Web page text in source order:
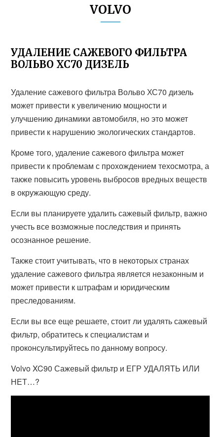
VOLVO
УДАЛЕНИЕ САЖЕВОГО ФИЛЬТРА
ВОЛЬВО ХС70 ДИЗЕЛЬ
Удаление сажевого фильтра Вольво ХС70 дизель
может привести к увеличению мощности и
улучшению динамики автомобиля, но это может
привести к нарушению экологических стандартов.
Кроме того, удаление сажевого фильтра может
привести к проблемам с прохождением техосмотра, а
также повысить уровень выбросов вредных веществ
в окружающую среду.
Если вы планируете удалить сажевый фильтр, важно
учесть все возможные последствия и принять
осознанное решение.
Также стоит учитывать, что в некоторых странах
удаление сажевого фильтра является незаконным и
может привести к штрафам и юридическим
преследованиям.
Если вы все еще решаете, стоит ли удалять сажевый
фильтр, обратитесь к специалистам и
проконсультируйтесь по данному вопросу.
Volvo XC90 Сажевый фильтр и ЕГР УДАЛЯТЬ ИЛИ
НЕТ…?